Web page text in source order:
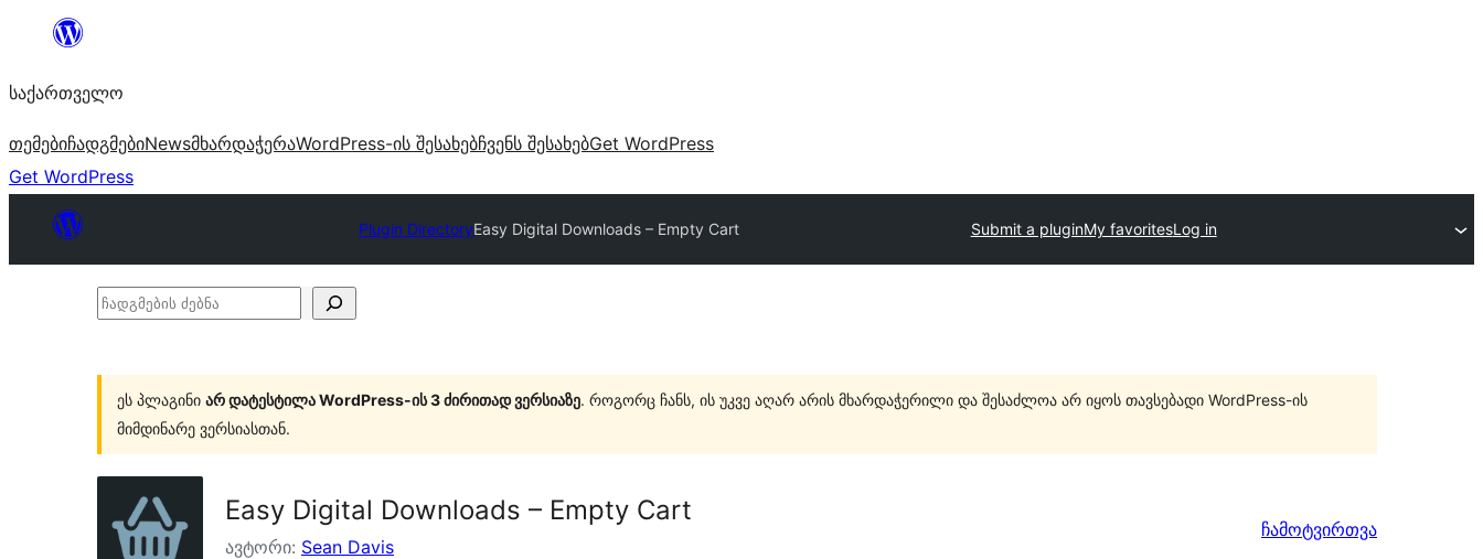
შიგთავსზე
საქართველო
თემებიჩადგმებიNewsმხარდაჭერაWordPress-ის შესახებჩვენს შესახებGet WordPress
Get WordPress
Plugin DirectoryEasy Digital Downloads – Empty Cart Submit a pluginMy favoritesLog in
ჩადგმების
ეს პლაგინი არ დატესტილა WordPress-ის 3 ძირითად ვერსიაზე. როგორც ჩანს, ის უკვე აღარ არის მხარდაჭერილი და შესაძლოა არ იყოს თავსებადი WordPress-ის
მიმდინარე ვერსიასთან.
Easy Digital Downloads – Empty Cart
ავტორი: Sean Davis
ჩამოტვირთვა